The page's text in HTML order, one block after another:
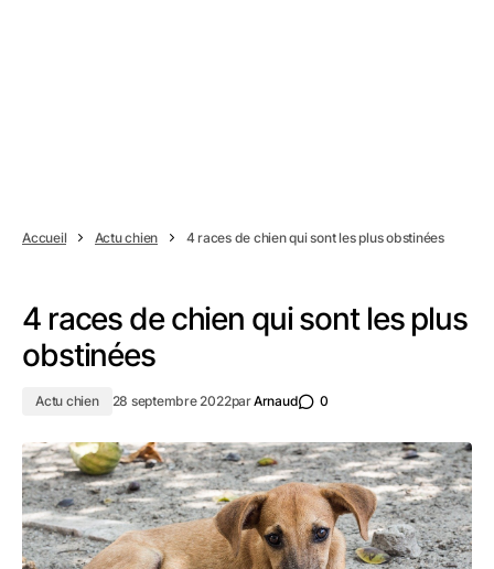
Accueil Actu chien 4 races de chien qui sont les plus obstinées
4 races de chien qui sont les plus
obstinées
Actu chien 28 septembre 2022parArnaud 0